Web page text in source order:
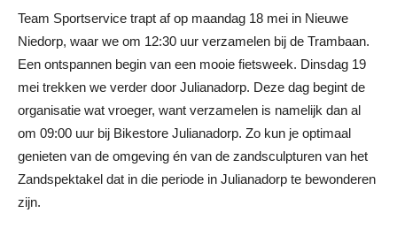
Team Sportservice trapt af op maandag 18 mei in Nieuwe
Niedorp, waar we om 12:30 uur verzamelen bij de Trambaan.
Een ontspannen begin van een mooie fietsweek. Dinsdag 19
mei trekken we verder door Julianadorp. Deze dag begint de
organisatie wat vroeger, want verzamelen is namelijk dan al
om 09:00 uur bij Bikestore Julianadorp. Zo kun je optimaal
genieten van de omgeving én van de zandsculpturen van het
Zandspektakel dat in die periode in Julianadorp te bewonderen
zijn.